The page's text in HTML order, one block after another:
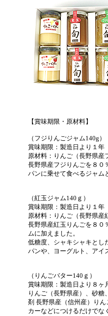
【賞味期限・原材料】
（フジりんごジャム140g）
賞味期限：製造日より１年
原材料：りんご（長野県産
長野県産フジりんごを８０
パンに乗せて食べるジャム
（紅玉ジャム140ｇ）
賞味期限：製造日より１年
原材料：りんご（長野県産
長野県産紅玉りんごを８０
ムに加えました。
低糖度、シャキシャキとし
パンや、ヨーグルト、アイ
（りんごバター140ｇ）
賞味期限：製造日より８ヶ
りんご（長野県産）、砂糖
剤 長野県産（信州産）り
カーなどにつけるだけで